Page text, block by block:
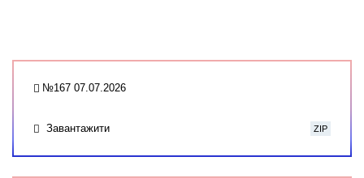
№167 07.07.2026
Завантажити ZIP